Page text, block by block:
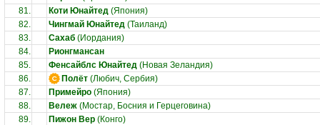
81.
Коти Юнайтед (Япония)
82.
Чингмай Юнайтед (Таиланд)
83.
Сахаб (Иордания)
84.
Рионгмансан
85.
Фенсайблс Юнайтед (Новая Зеландия)
86.
Полёт (Любич, Сербия)
87.
Примейро (Япония)
88.
Вележ (Мостар, Босния и Герцеговина)
89.
Пижон Вер (Конго)